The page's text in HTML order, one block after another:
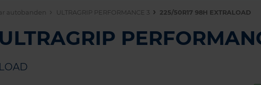
autobanden ULTRAGRIP PERFORMANCE 3 225/50R17 98H EXTRALOAD